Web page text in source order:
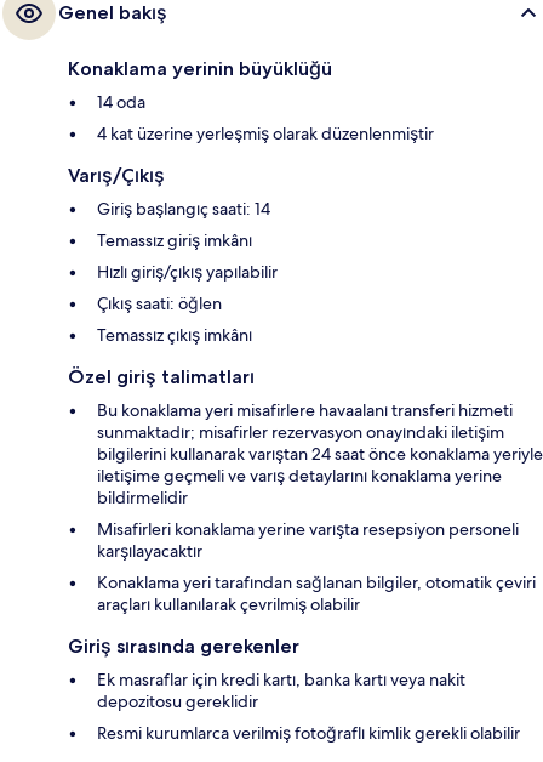
Genel bakış
Konaklama yerinin büyüklüğü
14 oda
4 kat üzerine yerleşmiş olarak düzenlenmiştir
Varış/Çıkış
Giriş başlangıç saati: 14
Temassız giriş imkânı
Hızlı giriş/çıkış yapılabilir
Çıkış saati: öğlen
Temassız çıkış imkânı
Özel giriş talimatları
Bu konaklama yeri misafirlere havaalanı transferi hizmeti
sunmaktadır; misafirler rezervasyon onayındaki iletişim
bilgilerini kullanarak varıştan 24 saat önce konaklama yeriyle
iletişime geçmeli ve varış detaylarını konaklama yerine
bildirmelidir
Misafirleri konaklama yerine varışta resepsiyon personeli
karşılayacaktır
Konaklama yeri tarafından sağlanan bilgiler, otomatik çeviri
araçları kullanılarak çevrilmiş olabilir
Giriş sırasında gerekenler
Ek masraflar için kredi kartı, banka kartı veya nakit
depozitosu gereklidir
Resmi kurumlarca verilmiş fotoğraflı kimlik gerekli olabilir